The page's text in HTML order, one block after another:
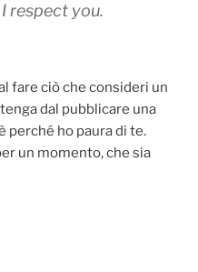
respect you.
fare ciò che consideri un
dal pubblicare una
perché ho paura di te.
un momento, che sia